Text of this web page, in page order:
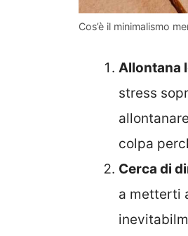
Cos’è il minimalismo
Allontana
stress
colpa
Cerca di
a metterti